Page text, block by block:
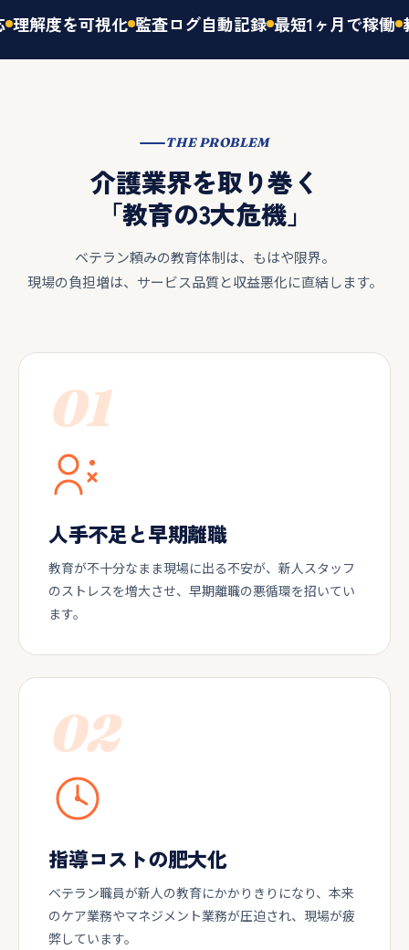
度を可視化 監査ログ自動記録 最短1ヶ月で稼働 教育
THE PROBLEM
介護業界を取り巻く
「教育の3大危機」
ベテラン頼みの教育体制は、もはや限界。
現場の負担増は、サービス品質と収益悪化に直結します。
01
人手不足と早期離職
教育が不十分なまま現場に出る不安が、新人スタッフ
のストレスを増大させ、早期離職の悪循環を招いてい
ます。
02
指導コストの肥大化
ベテラン職員が新人の教育にかかりきりになり、本来
のケア業務やマネジメント業務が圧迫され、現場が疲
弊しています。